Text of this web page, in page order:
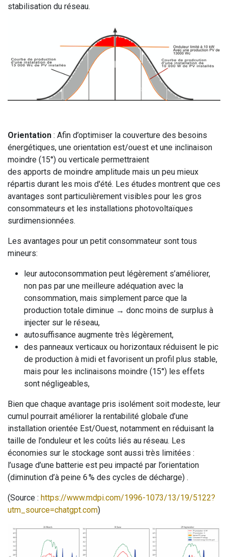
stabilisation du réseau.
Orientation : Afin d’optimiser la couverture des besoins
énergétiques, une orientation est/ouest et une inclinaison
moindre (15°) ou verticale permettraient
des apports de moindre amplitude mais un peu mieux
répartis durant les mois d'été. Les études montrent que ces
avantages sont particulièrement visibles pour les gros
consommateurs et les installations photovoltaïques
surdimensionnées.
Les avantages pour un petit consommateur sont tous
mineurs:
leur autoconsommation peut légèrement s’améliorer,
non pas par une meilleure adéquation avec la
consommation, mais simplement parce que la
production totale diminue → donc moins de surplus à
injecter sur le réseau,
autosuffisance augmente très légèrement,
des panneaux verticaux ou horizontaux réduisent le pic
de production à midi et favorisent un profil plus stable,
mais pour les inclinaisons moindre (15°) les effets
sont négligeables,
Bien que chaque avantage pris isolément soit modeste, leur
cumul pourrait améliorer la rentabilité globale d’une
installation orientée Est/Ouest, notamment en réduisant la
taille de l’onduleur et les coûts liés au réseau. Les
économies sur le stockage sont aussi très limitées :
l’usage d’une batterie est peu impacté par l’orientation
(diminution d’à peine 6 % des cycles de décharge) .
(Source : https://www.mdpi.com/1996-1073/13/19/5122?
utm_source=chatgpt.com)